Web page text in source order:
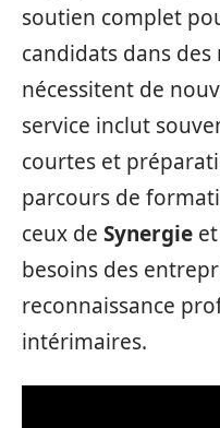
soutien complet
candidats dans
nécessitent de
service inclut
courtes et
parcours de
ceux de Synergie et
besoins des
reconnaissance
intérimaires.